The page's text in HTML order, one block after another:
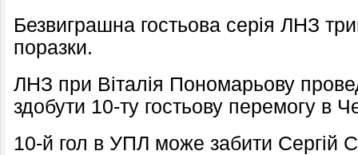
Безвиграшна гостьова серія ЛНЗ
поразки.
ЛНЗ при Віталія Пономарьову
здобути 10-ту гостьову перемогу в
10-й гол в УПЛ може забити Сергій